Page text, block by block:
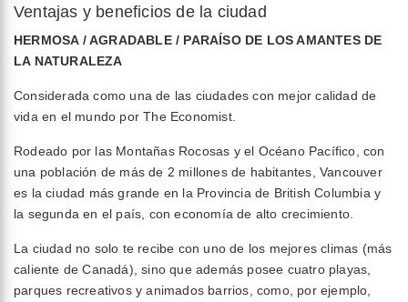
Ventajas y beneficios de la ciudad
HERMOSA / AGRADABLE / PARAÍSO DE LOS AMANTES DE
LA NATURALEZA
Considerada como una de las ciudades con mejor calidad de
vida en el mundo por The Economist.
Rodeado por las Montañas Rocosas y el Océano Pacífico, con
una población de más de 2 millones de habitantes, Vancouver
es la ciudad más grande en la Provincia de British Columbia y
la segunda en el país, con economía de alto crecimiento.
La ciudad no solo te recibe con uno de los mejores climas (más
caliente de Canadá), sino que además posee cuatro playas,
parques recreativos y animados barrios, como, por ejemplo,